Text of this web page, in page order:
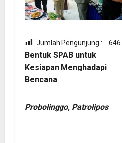
Jumlah Pengunjung : 646
Bentuk SPAB untuk
Kesiapan Menghadapi
Bencana
Probolinggo, Patrolipos